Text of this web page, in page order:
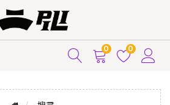
0 0